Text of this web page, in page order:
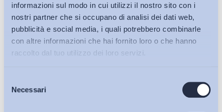
informazioni sul modo in cui utilizzi il nostro sito con i
nostri partner che si occupano di analisi dei dati web,
pubblicità e social media, i quali potrebbero combinarle
con altre informazioni che hai fornito loro o che hanno
raccolto dal tuo utilizzo dei loro servizi.
delNecessariBollettini ADAPT
Iscriviti alla Newsletter